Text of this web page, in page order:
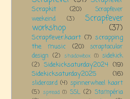
Scrapkit
(20)
Scrapfever
weekeind
(3) Scrapfever
workshop (37)
Scrapfever;kaart (7) scrapping
the music
(20)
scraptacular
design (2) shadowbox (1) sidekick
(2) Sidekicksaturday2024 (19)
Sidekicksaturday2025
(16)
slidercard (4) spinnerwheel kaart
(5) spread (1) SSL (2) Stampéria